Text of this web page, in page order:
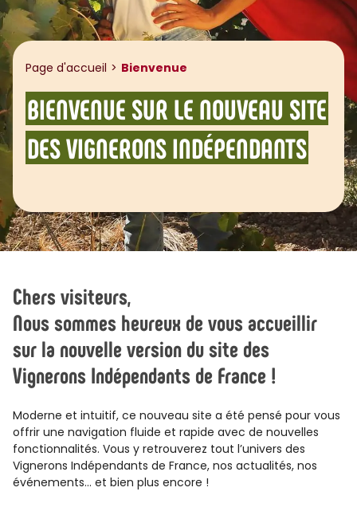
Page d'accueil Bienvenue
BIENVENUE SUR LE NOUVEAU SITE
DES VIGNERONS INDÉPENDANTS
Chers visiteurs,
Nous sommes heureux de vous accueillir
sur la nouvelle version du site des
Vignerons Indépendants de France !
Moderne et intuitif, ce nouveau site a été pensé pour vous
offrir une navigation fluide et rapide avec de nouvelles
fonctionnalités. Vous y retrouverez tout l’univers des
Vignerons Indépendants de France, nos actualités, nos
événements… et bien plus encore !